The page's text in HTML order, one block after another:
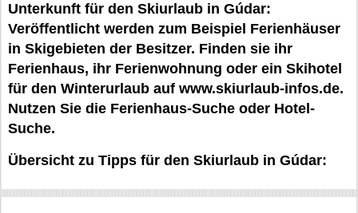
Unterkunft für den Skiurlaub in Gúdar:
Veröffentlicht werden zum Beispiel Ferienhäuser
in Skigebieten der Besitzer. Finden sie ihr
Ferienhaus, ihr Ferienwohnung oder ein Skihotel
für den Winterurlaub auf www.skiurlaub-infos.de.
Nutzen Sie die Ferienhaus-Suche oder Hotel-
Suche.
Übersicht zu Tipps für den Skiurlaub in Gúdar: